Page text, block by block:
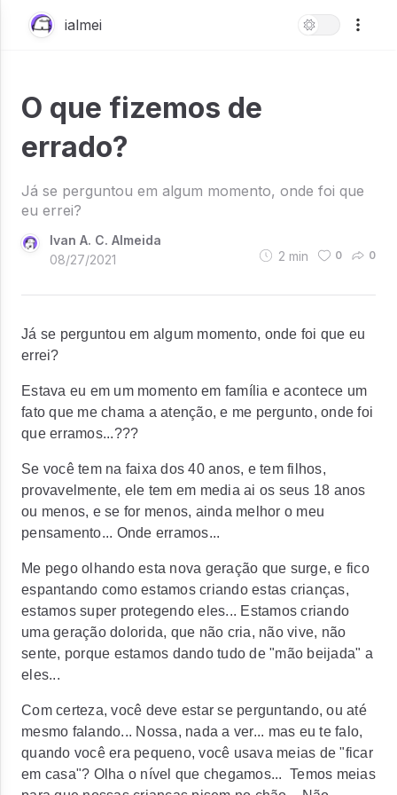
ialmei
O que fizemos de
errado?
Já se perguntou em algum momento, onde foi que
eu errei?
Ivan A. C. Almeida
08/27/2021
2 min 0 0
Já se perguntou em algum momento, onde foi que eu
errei?
Estava eu em um momento em família e acontece um
fato que me chama a atenção, e me pergunto, onde foi
que erramos...???
Se você tem na faixa dos 40 anos, e tem filhos,
provavelmente, ele tem em media ai os seus 18 anos
ou menos, e se for menos, ainda melhor o meu
pensamento... Onde erramos...
Me pego olhando esta nova geração que surge, e fico
espantando como estamos criando estas crianças,
estamos super protegendo eles... Estamos criando
uma geração dolorida, que não cria, não vive, não
sente, porque estamos dando tudo de "mão beijada" a
eles...
Com certeza, você deve estar se perguntando, ou até
mesmo falando... Nossa, nada a ver... mas eu te falo,
quando você era pequeno, você usava meias de "ficar
em casa"? Olha o nível que chegamos... Temos meias